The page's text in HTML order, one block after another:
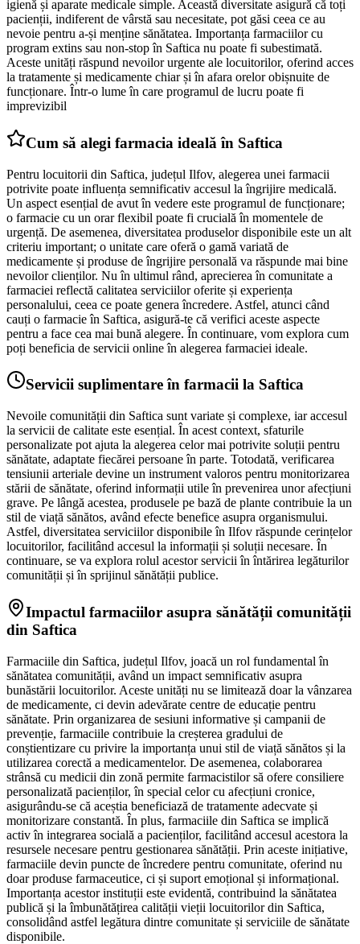
igienă și aparate medicale simple. Această diversitate asigură că toți
pacienții, indiferent de vârstă sau necesitate, pot găsi ceea ce au
nevoie pentru a-și menține sănătatea. Importanța farmaciilor cu
program extins sau non-stop în Saftica nu poate fi subestimată.
Aceste unități răspund nevoilor urgente ale locuitorilor, oferind acces
la tratamente și medicamente chiar și în afara orelor obișnuite de
funcționare. Într-o lume în care programul de lucru poate fi
imprevizibil
Cum să alegi farmacia ideală în Saftica
Pentru locuitorii din Saftica, județul Ilfov, alegerea unei farmacii
potrivite poate influența semnificativ accesul la îngrijire medicală.
Un aspect esențial de avut în vedere este programul de funcționare;
o farmacie cu un orar flexibil poate fi crucială în momentele de
urgență. De asemenea, diversitatea produselor disponibile este un alt
criteriu important; o unitate care oferă o gamă variată de
medicamente și produse de îngrijire personală va răspunde mai bine
nevoilor clienților. Nu în ultimul rând, aprecierea în comunitate a
farmaciei reflectă calitatea serviciilor oferite și experiența
personalului, ceea ce poate genera încredere. Astfel, atunci când
cauți o farmacie în Saftica, asigură-te că verifici aceste aspecte
pentru a face cea mai bună alegere. În continuare, vom explora cum
poți beneficia de servicii online în alegerea farmaciei ideale.
Servicii suplimentare în farmacii la Saftica
Nevoile comunității din Saftica sunt variate și complexe, iar accesul
la servicii de calitate este esențial. În acest context, sfaturile
personalizate pot ajuta la alegerea celor mai potrivite soluții pentru
sănătate, adaptate fiecărei persoane în parte. Totodată, verificarea
tensiunii arteriale devine un instrument valoros pentru monitorizarea
stării de sănătate, oferind informații utile în prevenirea unor afecțiuni
grave. Pe lângă acestea, produsele pe bază de plante contribuie la un
stil de viață sănătos, având efecte benefice asupra organismului.
Astfel, diversitatea serviciilor disponibile în Ilfov răspunde cerințelor
locuitorilor, facilitând accesul la informații și soluții necesare. În
continuare, se va explora rolul acestor servicii în întărirea legăturilor
comunității și în sprijinul sănătății publice.
Impactul farmaciilor asupra sănătății comunității
din Saftica
Farmaciile din Saftica, județul Ilfov, joacă un rol fundamental în
sănătatea comunității, având un impact semnificativ asupra
bunăstării locuitorilor. Aceste unități nu se limitează doar la vânzarea
de medicamente, ci devin adevărate centre de educație pentru
sănătate. Prin organizarea de sesiuni informative și campanii de
prevenție, farmaciile contribuie la creșterea gradului de
conștientizare cu privire la importanța unui stil de viață sănătos și la
utilizarea corectă a medicamentelor. De asemenea, colaborarea
strânsă cu medicii din zonă permite farmacistilor să ofere consiliere
personalizată pacienților, în special celor cu afecțiuni cronice,
asigurându-se că aceștia beneficiază de tratamente adecvate și
monitorizare constantă. În plus, farmaciile din Saftica se implică
activ în integrarea socială a pacienților, facilitând accesul acestora la
resursele necesare pentru gestionarea sănătății. Prin aceste inițiative,
farmaciile devin puncte de încredere pentru comunitate, oferind nu
doar produse farmaceutice, ci și suport emoțional și informațional.
Importanța acestor instituții este evidentă, contribuind la sănătatea
publică și la îmbunătățirea calității vieții locuitorilor din Saftica,
consolidând astfel legătura dintre comunitate și serviciile de sănătate
disponibile.